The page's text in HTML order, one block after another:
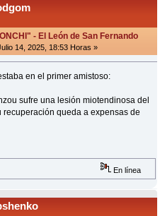
- El León de San Fernando
14, 2025, 18:53 Horas »
en el primer amistoso:
sufre una lesión miotendinosa del
queda a expensas de
En línea